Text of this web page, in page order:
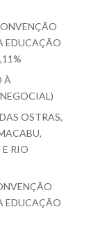
EDUCAÇÃO
À
OSTRAS,
RIO
EDUCAÇÃO